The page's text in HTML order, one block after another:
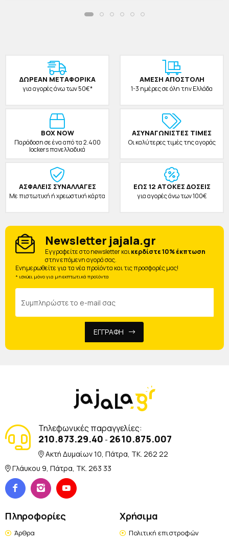
ΔΩΡΕAΝ ΜΕΤΑΦΟΡΙΚΑ
για αγορές άνω των 50€*
ΑΜΕΣΗ ΑΠΟΣΤΟΛΗ
1-3 ημέρες σε όλη την Ελλάδα
BOX NOW
Παράδοση σε ένα από τα 2.400
lockers πανελλαδικά
ΑΣΥΝΑΓΩΝΙΣΤΕΣ ΤΙΜΕΣ
Οι καλύτερες τιμές της αγοράς
ΑΣΦΑΛΕΙΣ ΣΥΝΑΛΛΑΓΕΣ
Με πιστωτική ή χρεωστική κάρτα
ΕΩΣ 12 ΑΤΟΚΕΣ ΔΟΣΕΙΣ
για αγορές άνω των 100€
Newsletter jajala.gr
Eγγραφείτε στο newsletter καικερδίστε 10% έκπτωση
στην επόμενη αγορά σας.
Ενημερωθείτε για τα νέα προϊόντα και τις προσφορές μας!
* ισχύει μόνο για μη εκπτωτικά προϊόντα
ΕΓΓΡΑΦΗ
Τηλεφωνικές παραγγελίες:
210.873.29.40 - 2610.875.007
Ακτή Δυμαίων 10, Πάτρα, TK. 262 22
Γλάυκου 9, Πάτρα, TK. 263 33
Πληροφορίες
Άρθρα
Χρήσιμα
Πολιτική επιστροφών